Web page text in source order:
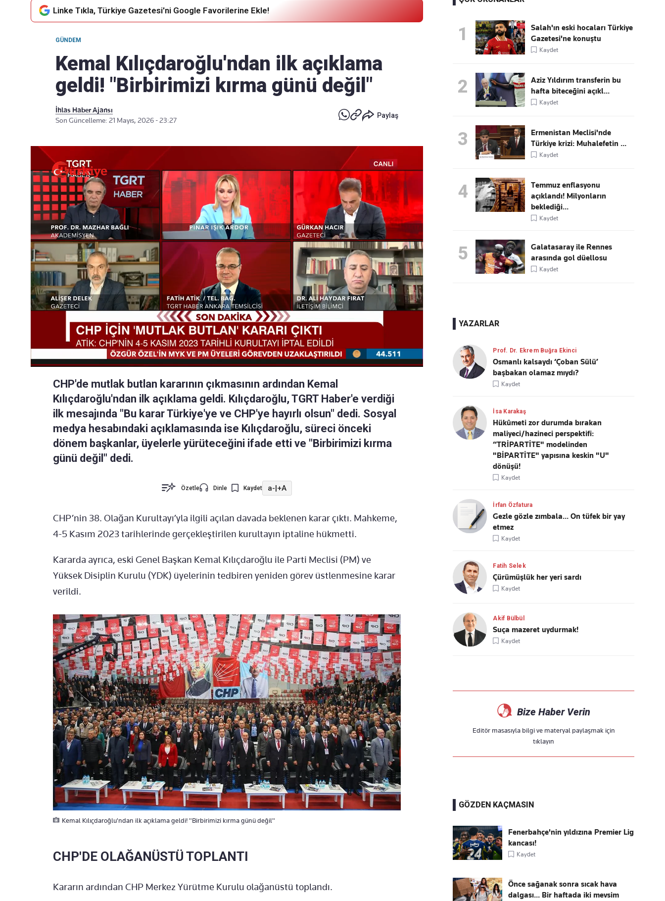
akışımıza ulaşın
göndermek için
tıklayın
Kaçırmayın
Ücretsiz üye olun, gündemi
Linke Tıkla, Türkiye Gazetesi'ni Google Favorilerine Ekle!
GÜNDEM
Kemal Kılıçdaroğlu'ndan ilk açıklama
geldi! "Birbirimizi kırma günü değil"
İhlas Haber Ajansı
Son Güncelleme: 21 Mayıs, 2026 - 23:27
Paylaş
CHP'de mutlak butlan kararının çıkmasının ardından Kemal
Kılıçdaroğlu'ndan ilk açıklama geldi. Kılıçdaroğlu, TGRT Haber'e verdiği
ilk mesajında "Bu karar Türkiye'ye ve CHP'ye hayırlı olsun" dedi. Sosyal
medya hesabındaki açıklamasında ise Kılıçdaroğlu, süreci önceki
dönem başkanlar, üyelerle yürüteceğini ifade etti ve "Birbirimizi kırma
günü değil" dedi.
Özetle Dinle Kaydet a-|+A
CHP’nin 38. Olağan Kurultayı’yla ilgili açılan davada beklenen karar çıktı. Mahkeme,
4-5 Kasım 2023 tarihlerinde gerçekleştirilen kurultayın iptaline hükmetti.
Kararda ayrıca, eski Genel Başkan Kemal Kılıçdaroğlu ile Parti Meclisi (PM) ve
Yüksek Disiplin Kurulu (YDK) üyelerinin tedbiren yeniden görev üstlenmesine karar
verildi.
Kemal Kılıçdaroğlu'ndan ilk açıklama geldi! "Birbirimizi kırma günü değil"
CHP'DE OLAĞANÜSTÜ TOPLANTI
Kararın ardından CHP Merkez Yürütme Kurulu olağanüstü toplandı.
1
Salah'ın eski hocaları Türkiye
Gazetesi'ne konuştu
Kaydet
2
Aziz Yıldırım transferin bu
hafta biteceğini açıkl...
Kaydet
3
Ermenistan Meclisi'nde
Türkiye krizi: Muhalefetin ...
Kaydet
4
Temmuz enflasyonu
açıklandı! Milyonların
beklediği...
Kaydet
5
Galatasaray ile Rennes
arasında gol düellosu
Kaydet
YAZARLAR
Prof. Dr. Ekrem Buğra Ekinci
Osmanlı kalsaydı ‘Çoban Sülü’
başbakan olamaz mıydı?
Kaydet
İsa Karakaş
Hükûmeti zor durumda bırakan
maliyeci/hazineci perspektifi:
“TRİPARTİTE" modelinden
"BİPARTİTE" yapısına keskin "U"
dönüşü!
Kaydet
İrfan Özfatura
Gezle gözle zımbala... On tüfek bir yay
etmez
Kaydet
Fatih Selek
Çürümüşlük her yeri sardı
Kaydet
Akif Bülbül
Suça mazeret uydurmak!
Kaydet
Bize Haber Verin
Editör masasıyla bilgi ve materyal paylaşmak için
tıklayın
GÖZDEN KAÇMASIN
Fenerbahçe'nin yıldızına Premier Lig
kancası!
Kaydet
Önce sağanak sonra sıcak hava
dalgası... Bir haftada iki mevsim